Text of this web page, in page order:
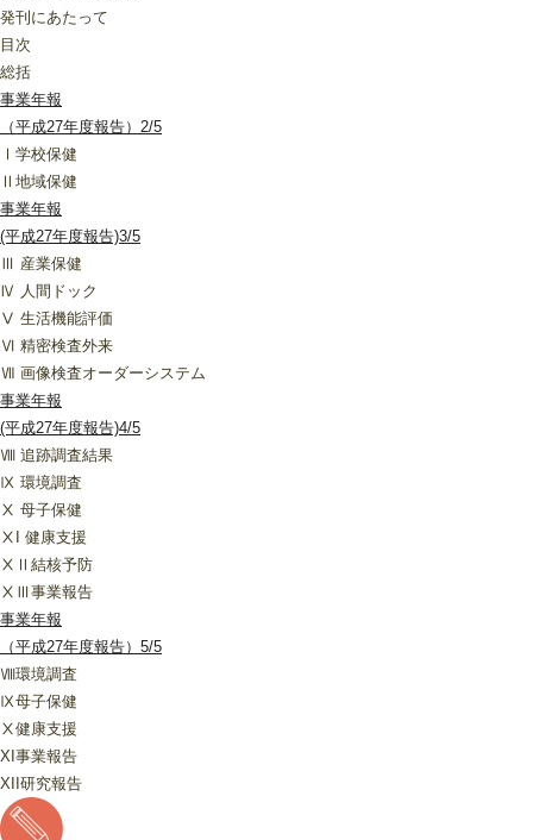
発刊にあたって
目次
総括
事業年報
（平成27年度報告）2/5
Ⅰ学校保健
Ⅱ地域保健
事業年報
(平成27年度報告)3/5
Ⅲ 産業保健
Ⅳ 人間ドック
Ⅴ 生活機能評価
Ⅵ 精密検査外来
Ⅶ 画像検査オーダーシステム
事業年報
(平成27年度報告)4/5
Ⅷ 追跡調査結果
Ⅸ 環境調査
Ⅹ 母子保健
ⅩI 健康支援
ⅩⅡ結核予防
ⅩⅢ事業報告
事業年報
（平成27年度報告）5/5
Ⅷ環境調査
Ⅸ母子保健
Ⅹ健康支援
XI事業報告
XII研究報告